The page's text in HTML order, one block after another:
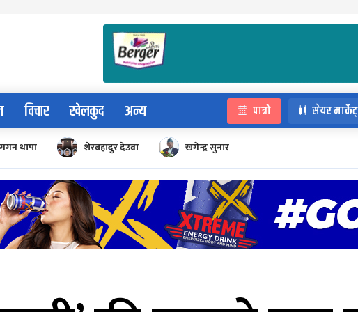
विचार खेलकुद अन्य पात्रो सेयर
गगन थापा शेरबहादुर देउवा खगेन्द्र सुनार